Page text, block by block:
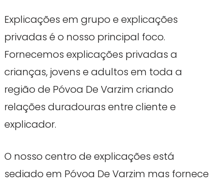
Explicações em grupo e explicações
privadas é o nosso principal foco.
Fornecemos explicações privadas a
crianças, jovens e adultos em toda a
região de Póvoa De Varzim criando
relações duradouras entre cliente e
explicador.
O nosso centro de explicações está
sediado em Póvoa De Varzim mas fornece